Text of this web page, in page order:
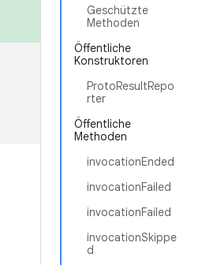
Geschützte
Methoden
Öffentliche
Konstruktoren
ProtoResultRepo
rter
Öffentliche
Methoden
invocationEnded
invocationFailed
invocationFailed
invocationSkippe
d